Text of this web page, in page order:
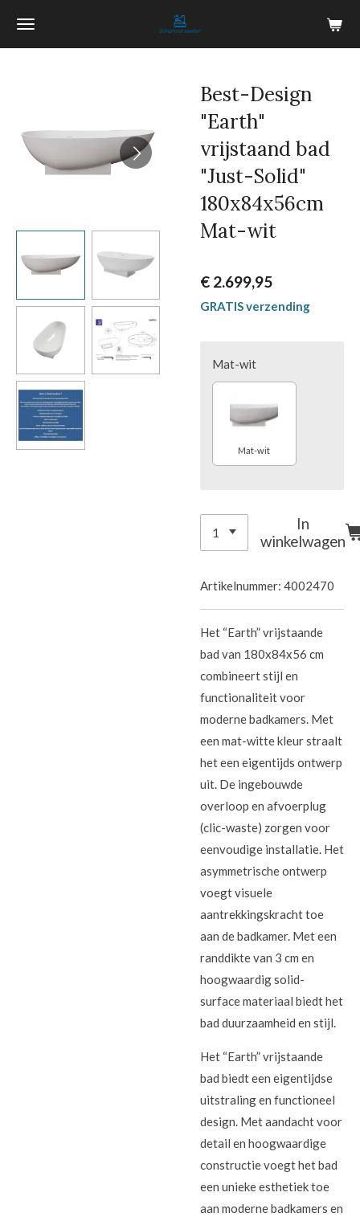
Ga
Best-Design
"Earth"
vrijstaand bad
"Just-Solid"
180x84x56cm
Mat-wit
€ 2.699,95
GRATIS verzending
Mat-wit
Mat-wit
In
winkelwagen
Artikelnummer: 4002470
Het “Earth” vrijstaande
bad van 180x84x56 cm
combineert stijl en
functionaliteit voor
moderne badkamers. Met
een mat-witte kleur straalt
het een eigentijds ontwerp
uit. De ingebouwde
overloop en afvoerplug
(clic-waste) zorgen voor
eenvoudige installatie. Het
asymmetrische ontwerp
voegt visuele
aantrekkingskracht toe
aan de badkamer. Met een
randdikte van 3 cm en
hoogwaardig solid-
surface materiaal biedt het
bad duurzaamheid en stijl.
Het “Earth” vrijstaande
bad biedt een eigentijdse
uitstraling en functioneel
design. Met aandacht voor
detail en hoogwaardige
constructie voegt het bad
een unieke esthetiek toe
aan moderne badkamers en